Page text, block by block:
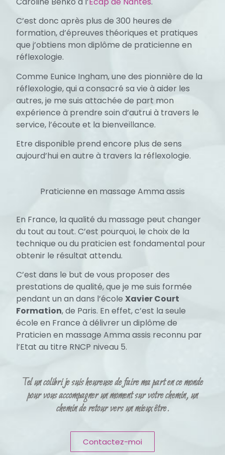
C’est donc après plus de 300 heures de
formation, d’épreuves théoriques et pratiques
que j’obtiens mon diplôme de praticienne en
réflexologie.
Comme Eunice Ingham, une des pionnière de la
réflexologie, qui a consacré sa vie à aider les
autres, je me suis attachée de part mon
expérience à prendre soin d’autrui à travers le
service, l’écoute et la bienveillance.
Etre disponible prend encore plus de sens
aujourd’hui en autre à travers la réflexologie.
Praticienne en massage Amma assis
En France, la qualité du massage peut changer
du tout au tout. C’est pourquoi, le choix de la
technique ou du praticien est fondamental pour
obtenir le résultat attendu.
C’est dans le but de vous proposer des
prestations de qualité, que je me suis formée
pendant un an dans l’écoleXavier Court
Formation, de Paris. En effet, c’est la seule
école en France à délivrer un diplôme de
Praticien en massage Amma assis reconnu par
l’Etat au titre RNCP niveau 5.
Tel un colibri je suis heureuse de faire ma part en ce monde
pour vous accompagner un moment sur votre chemin, un
chemin de retour vers un mieux être.
Contactez-moi